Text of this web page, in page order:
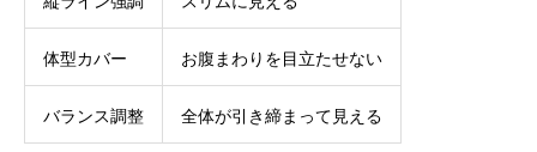
体型カバー お腹まわりを目立たせない
バランス調整 全体が引き締まって見える